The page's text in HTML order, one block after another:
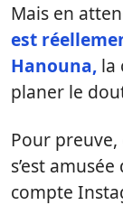
Mais en
est
Hanouna, la
planer le
Pour preuve,
s’est
compte